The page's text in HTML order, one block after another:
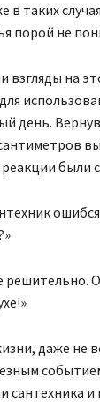
таких
порой не
на
день.
были
даже не
и